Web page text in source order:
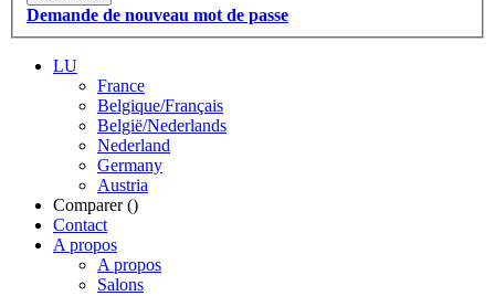
Demande de nouveau mot de passe
LU
France
Belgique/Français
België/Nederlands
Nederland
Germany
Austria
Comparer ()
Contact
A propos
A propos
Salons